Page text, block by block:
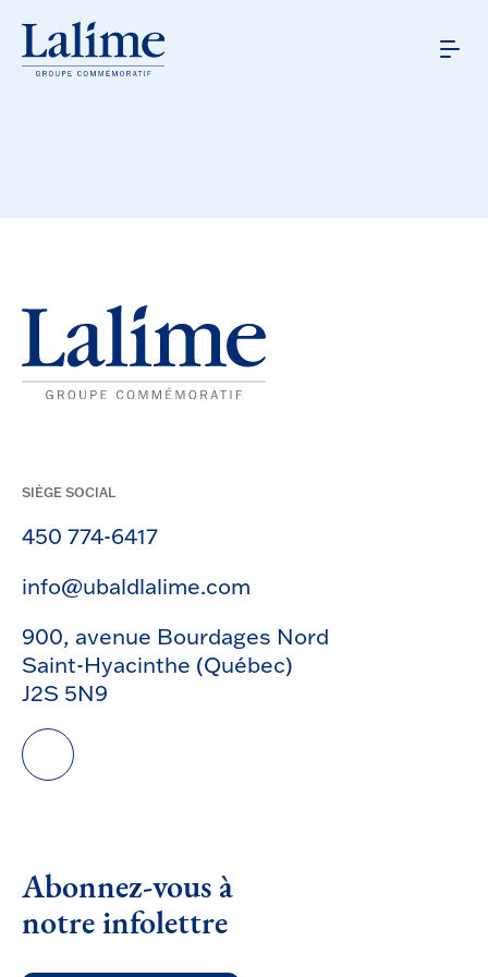
SIÈGE SOCIAL
450 774-6417
info@ubaldlalime.com
900, avenue Bourdages Nord
Saint-Hyacinthe (Québec)
J2S 5N9
Abonnez-vous à
notre infolettre